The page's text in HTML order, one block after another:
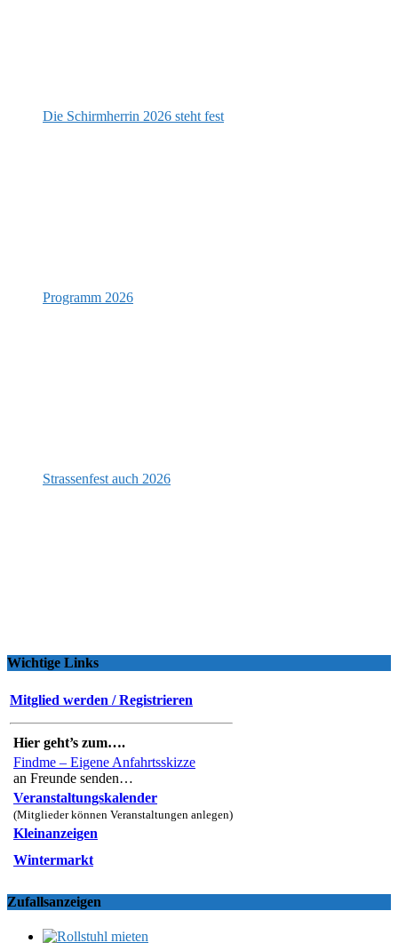
Die Schirmherrin 2026 steht fest
Programm 2026
Strassenfest auch 2026
Wichtige Links
Mitglied werden / Registrieren
Hier geht’s zum….
Findme – Eigene Anfahrtsskizze
an Freunde senden…
Veranstaltungskalender
(Mitglieder können Veranstaltungen anlegen)
Kleinanzeigen
Wintermarkt
Zufallsanzeigen